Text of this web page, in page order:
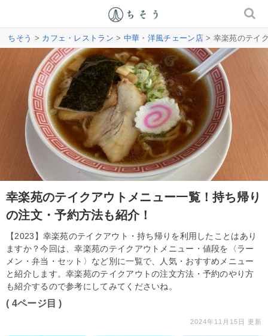
ちそう > カフェ・レストラン > 中華・洋風チェーン店> 幸楽苑のテイ
幸楽苑のテイクアウトメニュー一覧！持ち帰り
の注文・予約方法も紹介！
【2023】幸楽苑のテイクアウト・持ち帰りを利用したことはあり
ますか？今回は、幸楽苑のテイクアウトメニュー・値段を〈ラー
メン・弁当・セット〉など別に一覧で、人気・おすすめメニュー
と紹介します。幸楽苑のテイクアウトの注文方法・予約のやり方
も紹介するので参考にしてみてくださいね。
( 4ページ目 )
2024年11月15日 更新